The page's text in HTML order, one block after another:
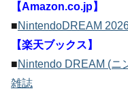
【Amazon.co.jp】
■NintendoDREAM
【楽天ブックス】
■Nintendo DREAM (ニ
雑誌